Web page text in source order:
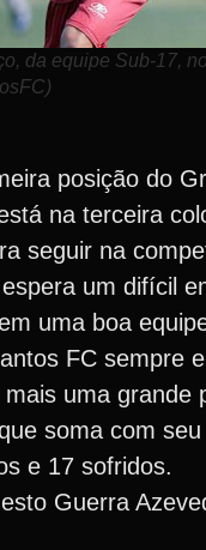
da equipe Sub-17,
posição do
na terceira
seguir na
um difícil
uma boa
FC sempre
uma grande
soma com
e 17 sofridos.
Guerra